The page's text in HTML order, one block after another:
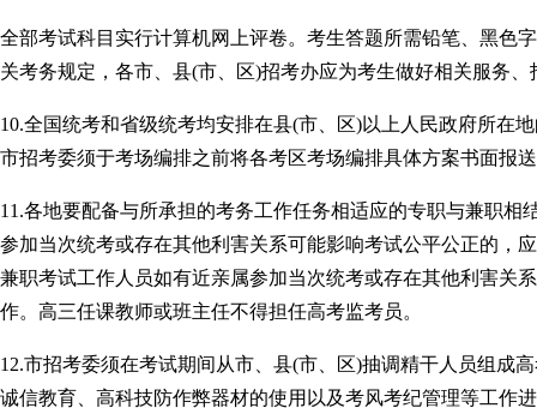
全部考试科目实行计算机网上评卷。考生答题所需铅笔、黑色
关考务规定，各市、县(市、区)招考办应为考生做好相关服务、
10.全国统考和省级统考均安排在县(市、区)以上人民政府所在
市招考委须于考场编排之前将各考区考场编排具体方案书面报
11.各地要配备与所承担的考务工作任务相适应的专职与兼职
参加当次统考或存在其他利害关系可能影响考试公平公正的，
兼职考试工作人员如有近亲属参加当次统考或存在其他利害关
作。高三任课教师或班主任不得担任高考监考员。
12.市招考委须在考试期间从市、县(市、区)抽调精干人员组成
诚信教育、高科技防作弊器材的使用以及考风考纪管理等工作